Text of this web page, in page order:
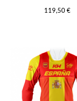
119,50 €